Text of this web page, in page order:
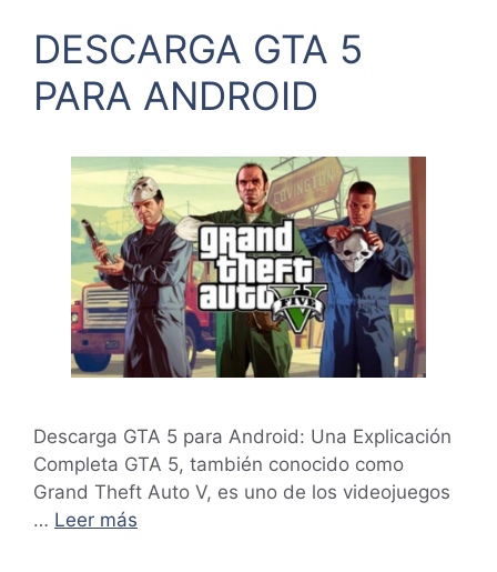
DESCARGA GTA 5
PARA ANDROID
Descarga GTA 5 para Android: Una Explicación
Completa GTA 5, también conocido como
Grand Theft Auto V, es uno de los videojuegos
… Leer más